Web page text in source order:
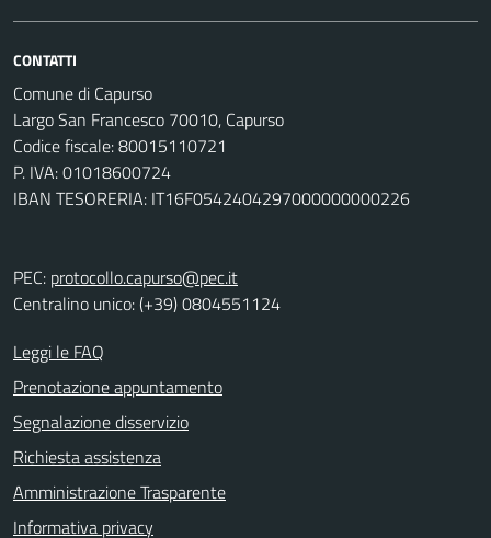
CONTATTI
Comune di Capurso
Largo San Francesco 70010, Capurso
Codice fiscale: 80015110721
P. IVA: 01018600724
IBAN TESORERIA: IT16F0542404297000000000226
PEC: protocollo.capurso@pec.it
Centralino unico: (+39) 0804551124
Leggi le FAQ
Prenotazione appuntamento
Segnalazione disservizio
Richiesta assistenza
Amministrazione Trasparente
Informativa privacy